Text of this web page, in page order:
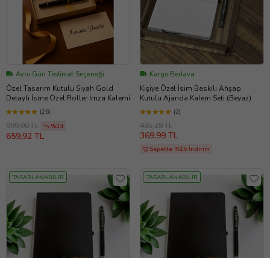
Aynı Gün Teslimat Seçeneği
Özel Tasarım Kutulu Siyah Gold
Detaylı İsme Özel Roller İmza Kalemi
(26)
999,00 TL %34
659,92 TL
Kargo Bedava
Kişiye Özel İsim Baskılı Ahşap
Kutulu Ajanda Kalem Seti (Beyaz)
(2)
435,28 TL
369,99 TL
Sepette %15 İndirim
TASARLANABİLİR TASARLANABİLİR